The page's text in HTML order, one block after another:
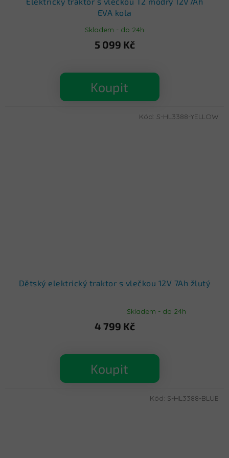
EVA kola
Skladem - do 24h
5 099 Kč
Koupit
Dětský elektrický traktor s vlečkou 12V 7Ah žlutý
Skladem - do 24h
4 799 Kč
Koupit
Kód: S-HL3388-YELLOW
Kód: S-HL3388-BLUE